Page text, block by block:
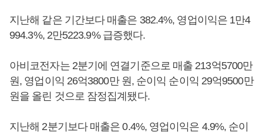
지난해 같은 기간보다 매출은 382.4%, 영업이익은 1만4
994.3%, 2만5223.9% 급증했다.
아비코전자는 2분기에 연결기준으로 매출 213억5700만
원, 영업이익 26억3800만 원, 순이익 순이익 29억9500만
원을 올린 것으로 잠정집계됐다.
지난해 2분기보다 매출은 0.4%, 영업이익은 4.9%, 순이